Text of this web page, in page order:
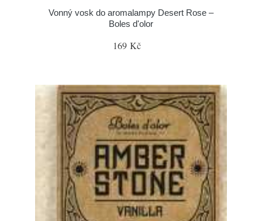
Vonný vosk do aromalampy Desert Rose –
Boles d'olor
169 Kč